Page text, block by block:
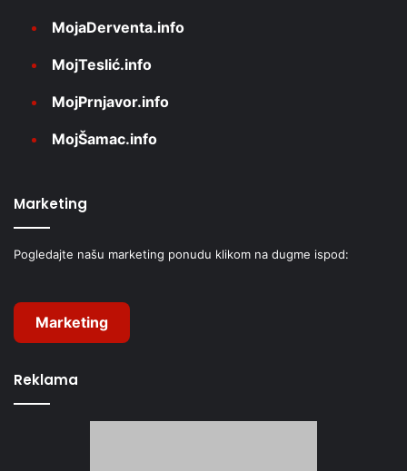
MojaDerventa.info
MojTeslić.info
MojPrnjavor.info
MojŠamac.info
Marketing
Pogledajte našu marketing ponudu klikom na dugme ispod:
Marketing
Reklama